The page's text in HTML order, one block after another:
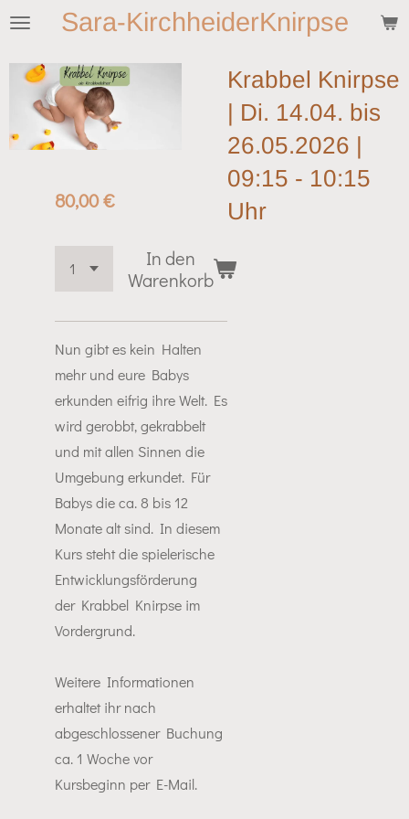
Zum
springen
Sara-KirchheiderKnirpse
Krabbel Knirpse
| Di. 14.04. bis
26.05.2026 |
09:15 - 10:15
Uhr
80,00 €
In den
Warenkorb
Nun gibt es kein Halten
mehr und eure Babys
erkunden eifrig ihre Welt. Es
wird gerobbt, gekrabbelt
und mit allen Sinnen die
Umgebung erkundet. Für
Babys die ca. 8 bis 12
Monate alt sind. In diesem
Kurs steht die spielerische
Entwicklungsförderung
der Krabbel Knirpse im
Vordergrund.
Weitere Informationen
erhaltet ihr nach
abgeschlossener Buchung
ca. 1 Woche vor
Kursbeginn per E-Mail.